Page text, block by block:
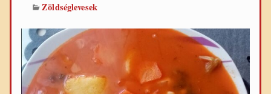
Zöldséglevesek